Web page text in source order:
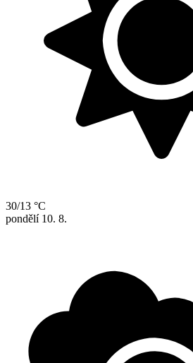
30/13 °C
pondělí 10. 8.